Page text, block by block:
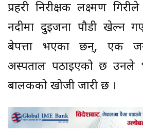
प्रहरी निरीक्षक लक्ष्मण
नदीमा दुईजना पौडी खेल्न
बेपत्ता भएका छन्, एक
अस्पताल पठाइएको छ उनले
बालकको खोजी जारी छ ।